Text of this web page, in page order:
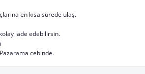
en kısa sürede ulaş.
iade edebilirsin.
cebinde.